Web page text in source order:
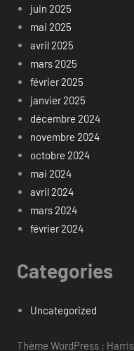
juin 2025
mai 2025
avril 2025
mars 2025
février 2025
janvier 2025
décembre 2024
novembre 2024
octobre 2024
mai 2024
avril 2024
mars 2024
février 2024
Categories
Uncategorized
Thème WordPress :